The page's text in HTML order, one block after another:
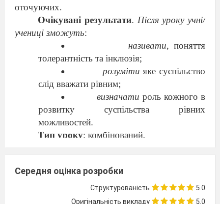
оточуючих.
Очікувані результати. Після уроку учні/
учениці зможуть:
називати, поняття
толерантність та інклюзія;
розуміти яке суспільство
слід вважати рівним;
визначати роль кожного в
розвитку суспільства рівних
можливостей.
Тип уроку: комбінований.
Хід уроку
Організаційна частина.
Перевірка домашнього завдання.
Середня оцінка розробки
Структурованість
5.0
Оригінальність викладу
5.0